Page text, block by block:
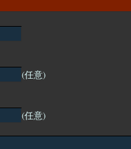
(任意)
(任意)